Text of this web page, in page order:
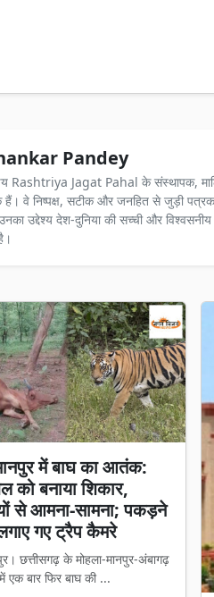
Pandey
Rashtriya Jagat Pahal के संस्थापक,
वे निष्पक्ष, सटीक और जनहित से जुड़ी
उद्देश्य देश-दुनिया की सच्ची और
में बाघ का आतंक:
को बनाया शिकार,
से आमना-सामना; पकड़ने
गए ट्रैप कैमरे
छत्तीसगढ़ के मोहला-मानपुर-अंबागढ़
एक बार फिर बाघ की ...